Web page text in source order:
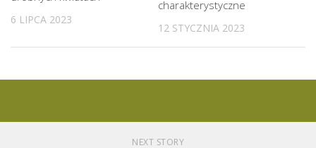
6 LIPCA 2023
charakterystyczne
12 STYCZNIA 2023
NEXT STORY